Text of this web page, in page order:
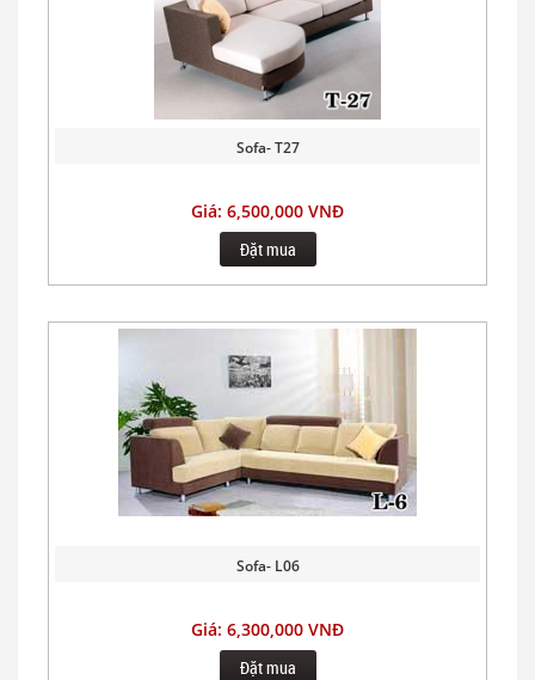
Sofa- T27
Giá: 6,500,000 VNĐ
Đặt mua
Sofa- L06
Giá: 6,300,000 VNĐ
Đặt mua